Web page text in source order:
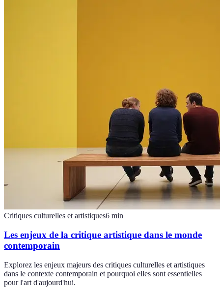
Critiques culturelles et artistiques6 min
Les enjeux de la critique artistique dans le monde
contemporain
Explorez les enjeux majeurs des critiques culturelles et artistiques
dans le contexte contemporain et pourquoi elles sont essentielles
pour l'art d'aujourd'hui.